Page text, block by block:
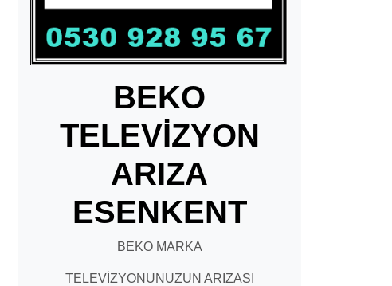
BEKO
TELEVİZYON
ARIZA
ESENKENT
BEKO MARKA
TELEVİZYONUNUZUN ARIZASI